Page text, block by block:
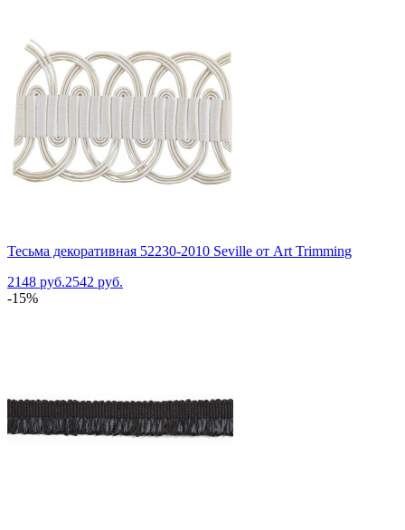
Тесьма декоративная 52230-2010 Seville от Art Trimming
2148 руб.2542 руб.
-15%